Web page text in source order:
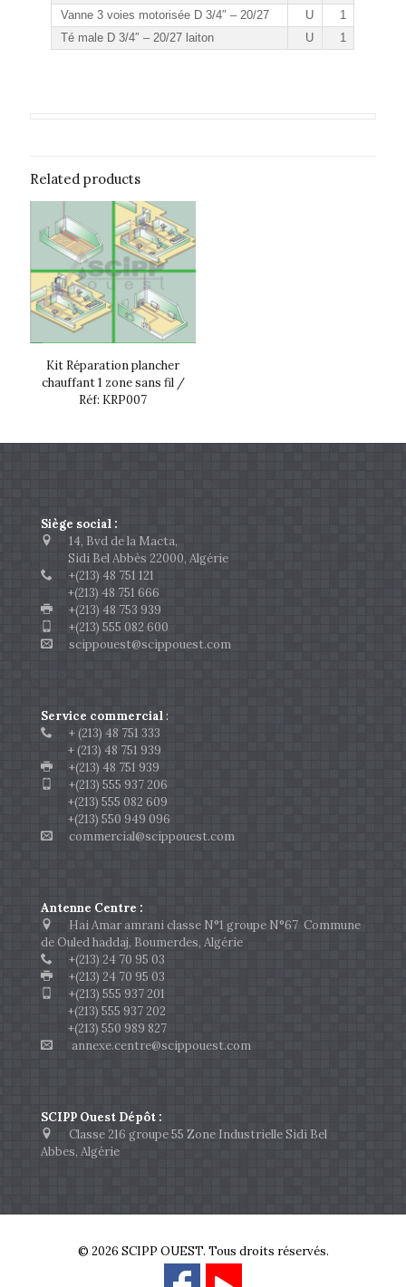
Vanne 3 voies motorisée D 3/4″ – 20/27
U
1
Té male D 3/4″ – 20/27 laiton
U 1
Related products
Kit Réparation plancher
chauffant 1 zone sans fil /
Réf: KRP007
Siège social :
14, Bvd de la Macta,
Sidi Bel Abbès 22000, Algérie
+(213) 48 751 121
+(213) 48 751 666
+(213) 48 753 939
+(213) 555 082 600
scippouest@scippouest.com
Service commercial:
+ (213) 48 751 333
+ (213) 48 751 939
+(213) 48 751 939
+(213) 555 937 206
+(213) 555 082 609
+(213) 550 949 096
commercial@scippouest.com
Antenne Centre :
Hai Amar amrani classe N°1 groupe N°67 Commune
de Ouled haddaj, Boumerdes, Algérie
+(213) 24 70 95 03
+(213) 24 70 95 03
+(213) 555 937 201
+(213) 555 937 202
+(213) 550 989 827
annexe.centre@scippouest.com
SCIPP Ouest Dépôt :
Classe 216 groupe 55 Zone Industrielle Sidi Bel
Abbes, Algérie
© 2026 SCIPP OUEST. Tous droits réservés.